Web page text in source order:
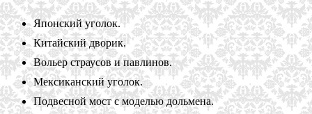
Японский уголок.
Китайский дворик.
Вольер страусов и павлинов.
Мексиканский уголок.
Подвесной мост с моделью дольмена.